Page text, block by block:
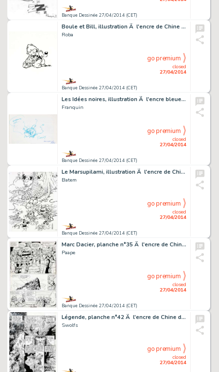
Banque Dessinée 27/04/2014 (CET)
Boule et Bill, illustration Ã l'encre de Chine re…
Roba
Banque Dessinée 27/04/2014 (CET)
closed
27/04/2014
go premium
Les Idées noires, illustration Ã l'encre bleue r…
Franquin
Banque Dessinée 27/04/2014 (CET)
closed
27/04/2014
go premium
Le Marsupilami, illustration Ã l'encre de Chine r…
Batem
Banque Dessinée 27/04/2014 (CET)
closed
27/04/2014
go premium
Marc Dacier, planche n°35 Ã l'encre de Chine de …
Paape
Banque Dessinée 27/04/2014 (CET)
closed
27/04/2014
go premium
Légende, planche n°42 Ã l'encre de Chine de l'Ã…
Swolfs
closed
27/04/2014
go premium